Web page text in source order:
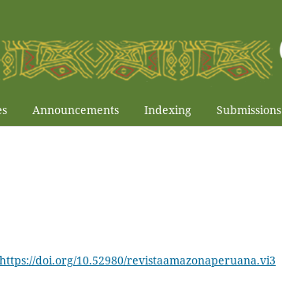
Announcements Indexing Submissions
https://doi.org/10.52980/revistaamazonaperuana.vi3